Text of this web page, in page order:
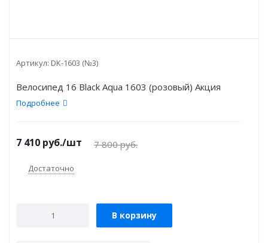
Артикул: DK-1603 (№3)
Велосипед 16 Black Aqua 1603 (розовый) Акция
Подробнее
7 410 руб./шт 7 800руб.
Достаточно
В корзину